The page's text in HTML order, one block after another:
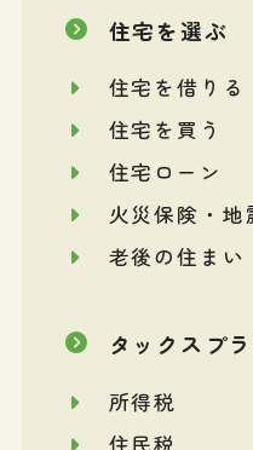
住宅を選ぶ
住宅を借りる
住宅を買う
住宅ローン
火災保険・地
老後の住まい
タックスプ
所得税
住民税